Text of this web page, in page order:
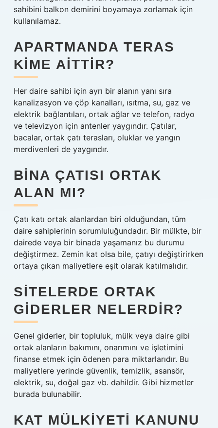
sahibini balkon demirini boyamaya zorlamak için
kullanılamaz.
APARTMANDA TERAS
KIME AITTIR?
Her daire sahibi için ayrı bir alanın yanı sıra
kanalizasyon ve çöp kanalları, ısıtma, su, gaz ve
elektrik bağlantıları, ortak ağlar ve telefon, radyo
ve televizyon için antenler yaygındır. Çatılar,
bacalar, ortak çatı terasları, oluklar ve yangın
merdivenleri de yaygındır.
BINA ÇATISI ORTAK
ALAN MI?
Çatı katı ortak alanlardan biri olduğundan, tüm
daire sahiplerinin sorumluluğundadır. Bir mülkte, bir
dairede veya bir binada yaşamanız bu durumu
değiştirmez. Zemin kat olsa bile, çatıyı değiştirirken
ortaya çıkan maliyetlere eşit olarak katılmalıdır.
SITELERDE ORTAK
GIDERLER NELERDIR?
Genel giderler, bir topluluk, mülk veya daire gibi
ortak alanların bakımını, onarımını ve işletimini
finanse etmek için ödenen para miktarlarıdır. Bu
maliyetlere yerinde güvenlik, temizlik, asansör,
elektrik, su, doğal gaz vb. dahildir. Gibi hizmetler
burada bulunabilir.
KAT MÜLKIYETI KANUNU